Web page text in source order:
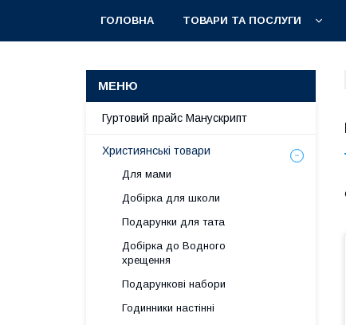
ГОЛОВНА ТОВАРИ ТА ПОСЛУГИ
Гуртовий прайс Манускрипт
Християнські товари
Для мами
Добірка для школи
Подарунки для тата
Добірка до Водного
хрещення
Подарункові набори
Годинники настінні